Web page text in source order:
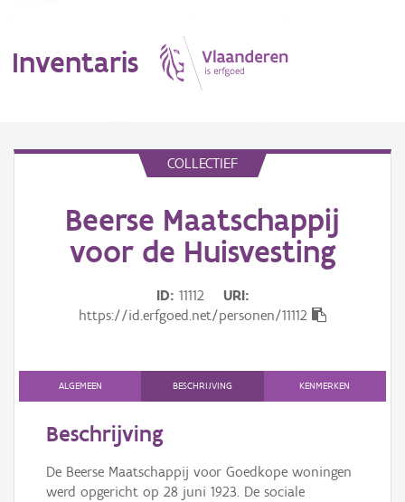
Inventaris
Erfgoedobject
Aanduidingsobject
Hergebruik
COLLECTIEF
Beerse Maatschappij
voor de Huisvesting
ID 11112
URI
https://id.erfgoed.net/personen/11112
ALGEMEEN BESCHRIJVING KENMERKEN
Beschrijving
De Beerse Maatschappij voor Goedkope woningen
werd opgericht op 28 juni 1923. De sociale